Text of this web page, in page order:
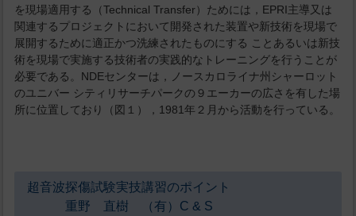
を現場適用する（Technical Transfer）ためには，EPRI主導又は
関連するプロジェクトにおいて開発された装置や新技術を現場で
展開するために適正かつ洗練されたものにする ことあるいは新技
術を現場で実施する技術者の実践的なトレーニングを行うことが
必要である。NDEセンターは，ノースカロライナ州シャーロット
のユニバー シティリサーチパークの９エーカーの広さを有した場
所に位置しており（図１），1981年２月から活動を行っている。
超音波探傷試験実技講習のポイント
重野 直樹 （有）C & S